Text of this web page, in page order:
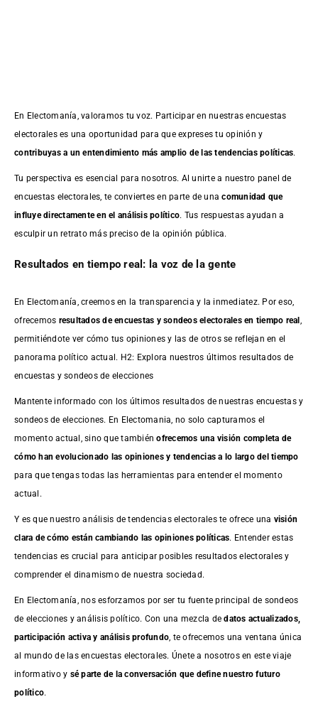
En Electomanía, valoramos tu voz. Participar en nuestras encuestas
electorales es una oportunidad para que expreses tu opinión y
contribuyas a un entendimiento más amplio de las tendencias políticas.
Tu perspectiva es esencial para nosotros. Al unirte a nuestro panel de
encuestas electorales, te conviertes en parte de unacomunidad que
influye directamente en el análisis político. Tus respuestas ayudan a
esculpir un retrato más preciso de la opinión pública.
Resultados en tiempo real: la voz de la gente
En Electomanía, creemos en la transparencia y la inmediatez. Por eso,
ofrecemos resultados deencuestas y sondeos electorales en tiempo real
permitiéndote ver cómo tus opiniones y las de otros se reflejan en el
panorama político actual. H2: Explora nuestros últimos resultados de
encuestas y sondeos de elecciones
Mantente informado con los últimos resultados de nuestras encuestasy
sondeos de elecciones. En Electomania, no solo capturamos el
momento actual, sino que tambiénofrecemos una visión completa de
cómo han evolucionado las opiniones y tendencias a lo largo del tiempo
para que tengas todas las herramientas para entender el momento
actual.
Y es que nuestro análisis de tendencias electorales te ofrece una visión
clara de cómo están cambiando las opiniones políticas. Entender estas
tendencias es crucial para anticipar posibles resultados electorales y
comprender el dinamismo de nuestra sociedad.
En Electomanía, nos esforzamos por ser tu fuente principal de sondeos
de elecciones y análisis político. Con una mezcla dedatos actualizados,
participación activa y análisis profundo , te ofrecemos una ventana única
al mundo de las encuestas electorales. Únete a nosotros en este viaje
informativo y sé parte de la conversación que define nuestro futuro
político.